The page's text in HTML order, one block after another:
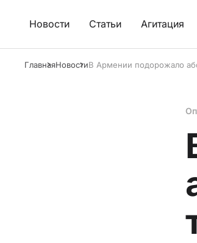
Новости Статьи Агитация
ГлавнаяНовостиВ Армении подорожало